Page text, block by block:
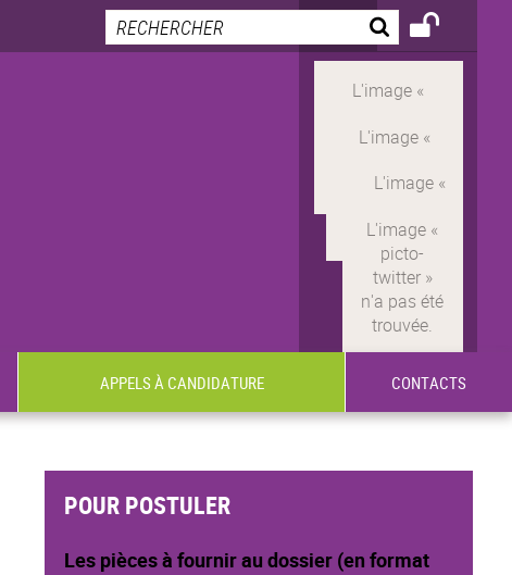
APPELS À CANDIDATURE CONTACTS
POUR POSTULER
Les pièces à fournir au dossier (en format